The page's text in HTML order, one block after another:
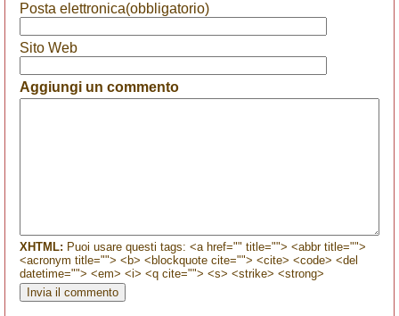
Posta elettronica(obbligatorio)
Sito Web
Aggiungi un commento
XHTML: Puoi usare questi tags: <a href="" title=""> <abbr title="">
<acronym title=""> <b> <blockquote cite=""> <cite> <code> <del
datetime=""> <em> <i> <q cite=""> <s> <strike> <strong>